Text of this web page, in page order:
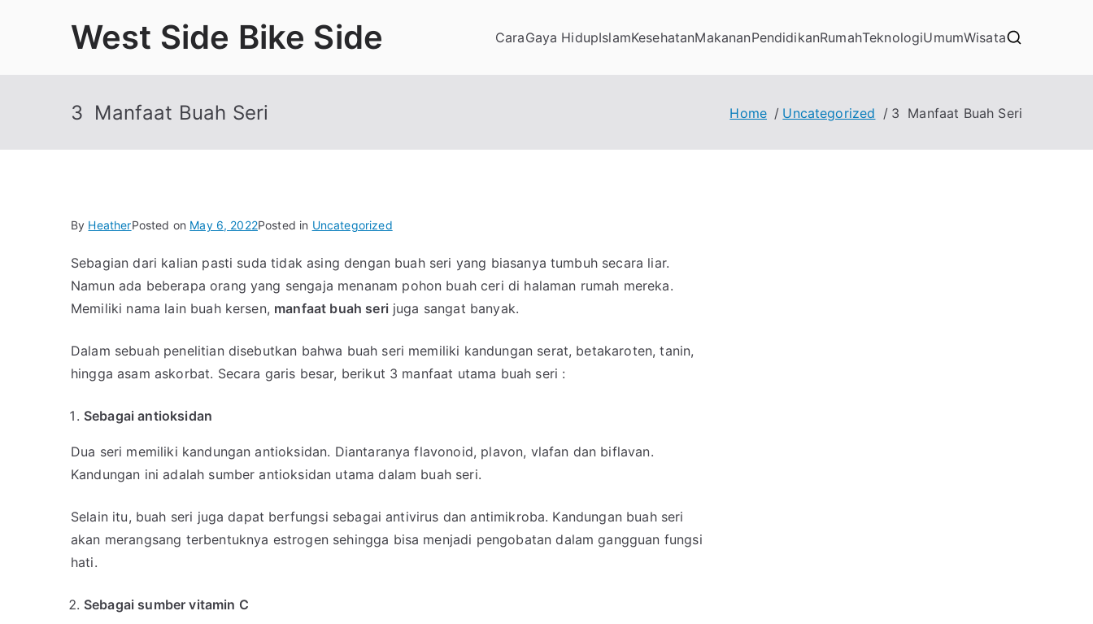
West Side Bike Side CaraGaya HidupIslamKesehatanMakananPendidikanRumahTeknologiUmumWisata
3 Manfaat Buah Seri Home Uncategorized 3 Manfaat Buah Seri
By HeatherPosted on May 6, 2022Posted in Uncategorized
Sebagian dari kalian pasti suda tidak asing dengan buah seri yang biasanya tumbuh secara liar.
Namun ada beberapa orang yang sengaja menanam pohon buah ceri di halaman rumah mereka.
Memiliki nama lain buah kersen, manfaat buah seri juga sangat banyak.
Dalam sebuah penelitian disebutkan bahwa buah seri memiliki kandungan serat, betakaroten, tanin,
hingga asam askorbat. Secara garis besar, berikut 3 manfaat utama buah seri :
Sebagai antioksidan
Dua seri memiliki kandungan antioksidan. Diantaranya flavonoid, plavon, vlafan dan biflavan.
Kandungan ini adalah sumber antioksidan utama dalam buah seri.
Selain itu, buah seri juga dapat berfungsi sebagai antivirus dan antimikroba. Kandungan buah seri
akan merangsang terbentuknya estrogen sehingga bisa menjadi pengobatan dalam gangguan fungsi
hati.
Sebagai sumber vitamin C